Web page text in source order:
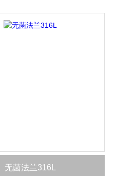
无菌法兰316L